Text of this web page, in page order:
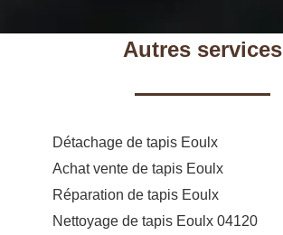
Autres services
Détachage de tapis Eoulx
Achat vente de tapis Eoulx
Réparation de tapis Eoulx
Nettoyage de tapis Eoulx 04120